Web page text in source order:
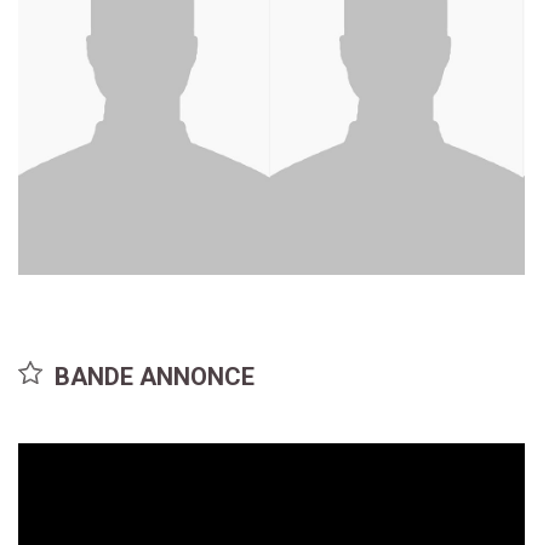
Madelaine Petsch
MayaBANDE ANNONCE